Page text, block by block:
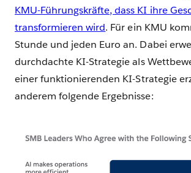
KMU-Führungskräfte, dass KI ihre
transformieren wird. Für ein KMU
Stunde und jeden Euro an. Dabei
durchdachte KI-Strategie als
einer funktionierenden KI-Strategie
anderem folgende Ergebnisse: